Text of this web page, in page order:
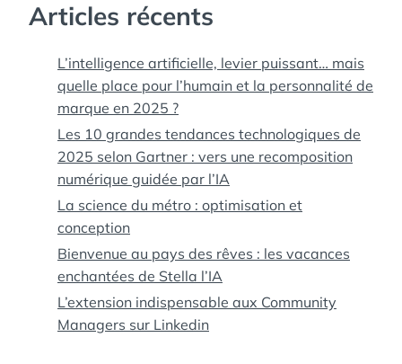
FORME
Articles récents
L’intelligence artificielle, levier puissant… mais
quelle place pour l’humain et la personnalité de
marque en 2025 ?
Les 10 grandes tendances technologiques de
2025 selon Gartner : vers une recomposition
numérique guidée par l’IA
La science du métro : optimisation et
conception
Bienvenue au pays des rêves : les vacances
enchantées de Stella l’IA
L’extension indispensable aux Community
Managers sur Linkedin